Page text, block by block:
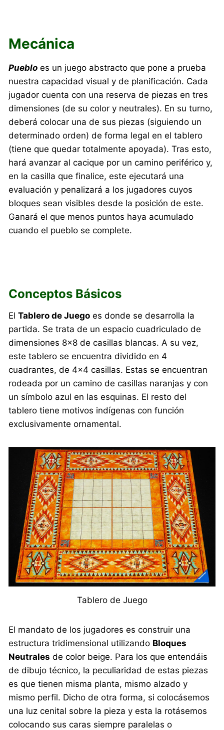
Mecánica
Pueblo es un juego abstracto que pone a prueba
nuestra capacidad visual y de planificación. Cada
jugador cuenta con una reserva de piezas en tres
dimensiones (de su color y neutrales). En su turno,
deberá colocar una de sus piezas (siguiendo un
determinado orden) de forma legal en el tablero
(tiene que quedar totalmente apoyada). Tras esto,
hará avanzar al cacique por un camino periférico y,
en la casilla que finalice, este ejecutará una
evaluación y penalizará a los jugadores cuyos
bloques sean visibles desde la posición de este.
Ganará el que menos puntos haya acumulado
cuando el pueblo se complete.
Conceptos Básicos
ElTablero de Juego es donde se desarrolla la
partida. Se trata de un espacio cuadriculado de
dimensiones 8×8 de casillas blancas. A su vez,
este tablero se encuentra dividido en 4
cuadrantes, de 4×4 casillas. Estas se encuentran
rodeada por un camino de casillas naranjas y con
un símbolo azul en las esquinas. El resto del
tablero tiene motivos indígenas con función
exclusivamente ornamental.
Tablero de Juego
El mandato de los jugadores es construir una
estructura tridimensional utilizando Bloques
Neutrales de color beige. Para los que entendáis
de dibujo técnico, la peculiaridad de estas piezas
es que tienen misma planta, mismo alzado y
mismo perfil. Dicho de otra forma, si colocásemos
una luz cenital sobre la pieza y esta la rotásemos
colocando sus caras siempre paralelas o